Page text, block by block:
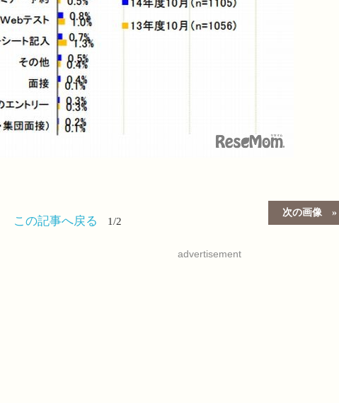
次の画像
この記事へ戻る 1/2
advertisement